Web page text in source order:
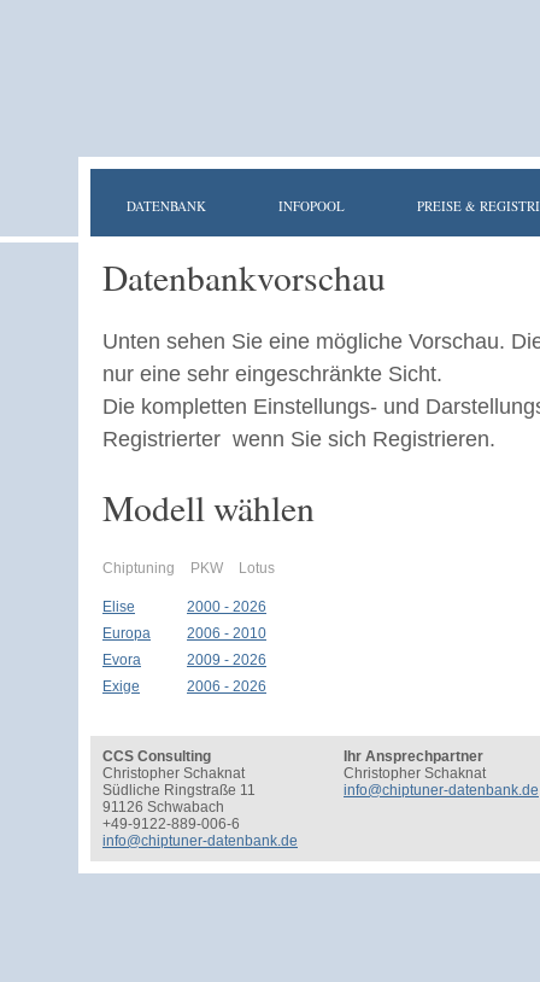
DATENBANK INFOPOOL PREISE &
Datenbankvorschau
Unten sehen Sie eine mögliche Vorschau.
nur eine sehr eingeschränkte Sicht.
Die kompletten Einstellungs- und
Registrierter wenn Sie sich Registrieren.
Modell wählen
Chiptuning PKW Lotus
Elise
2000 - 2026
Europa
2006 - 2010
Evora
2009 - 2026
Exige
2006 - 2026
CCS Consulting
Christopher Schaknat
Südliche Ringstraße 11
91126 Schwabach
+49-9122-889-006-6
info@chiptuner-datenbank.de
Ihr Ansprechpartner
Christopher Schaknat
info@chiptuner-datenbank.de